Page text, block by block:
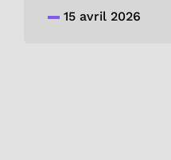
15 avril 2026